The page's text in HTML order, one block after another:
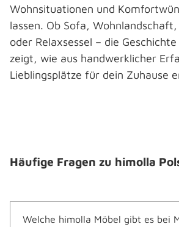
Wohnsituationen und
lassen. Ob Sofa, Wohnlandschaft,
oder Relaxsessel – die
zeigt, wie aus handwerklicher
Lieblingsplätze für dein Zuhause
Häufige Fragen zu himolla
Welche himolla Möbel gibt es bei